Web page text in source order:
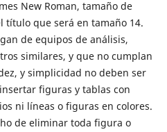
New Roman, tamaño de
título que será en tamaño 14.
de equipos de análisis,
similares, y que no cumplan
y simplicidad no deben ser
figuras y tablas con
ni líneas o figuras en colores.
de eliminar toda figura o